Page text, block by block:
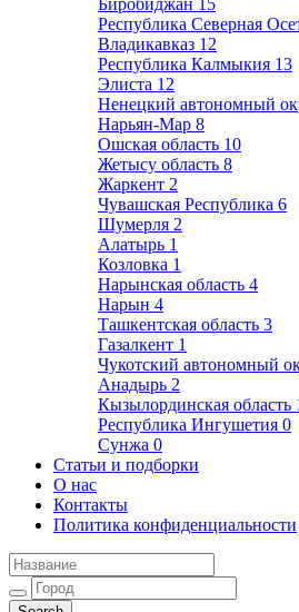
Биробиджан 15
Республика Северная
Владикавказ 12
Республика Калмыкия 13
Элиста 12
Ненецкий автономный
Нарьян-Мар 8
Ошская область 10
Жетысу область 8
Жаркент 2
Чувашская Республика 6
Шумерля 2
Алатырь 1
Козловка 1
Нарынская область 4
Нарын 4
Ташкентская область 3
Газалкент 1
Чукотский автономный
Анадырь 2
Кызылординская область
Республика Ингушетия 0
Сунжа 0
Статьи и подборки
О нас
Контакты
Политика конфиденциальности